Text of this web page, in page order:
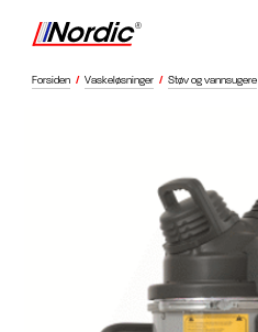
Forsiden / Vaskeløsninger / Støv og vannsugere